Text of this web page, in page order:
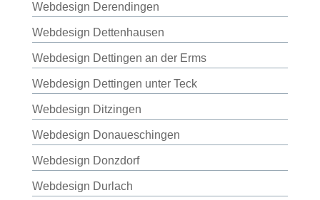
Webdesign Derendingen
Webdesign Dettenhausen
Webdesign Dettingen an der Erms
Webdesign Dettingen unter Teck
Webdesign Ditzingen
Webdesign Donaueschingen
Webdesign Donzdorf
Webdesign Durlach